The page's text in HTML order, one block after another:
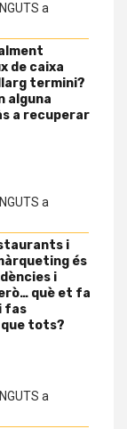
a
de caixa
termini?
alguna
a recuperar
a
i
és
i
què et fa
fas
que tots?
a